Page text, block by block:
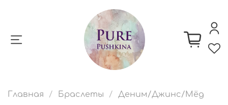
Главная Браслеты Деним/Джинс/Мёд